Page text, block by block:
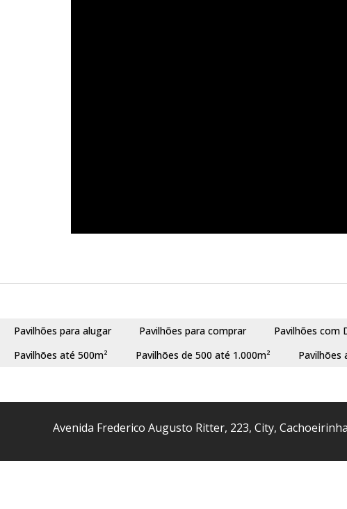
Pavilhões para alugar Pavilhões para comprar Pavilhões com
Pavilhões até 500m²
Pavilhões de 500 até 1.000m² Pavilhões
Avenida Frederico Augusto Ritter, 223, City, Cachoeirinha